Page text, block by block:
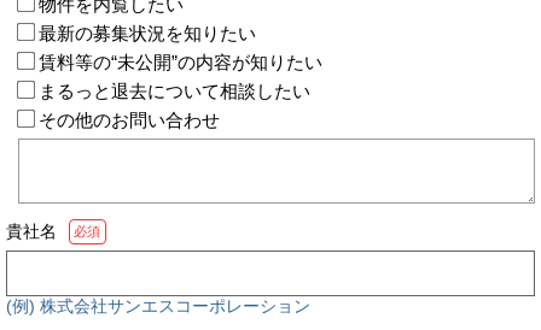
物件を内覧したい
最新の募集状況を知りたい
賃料等の“未公開”の内容が知りたい
まるっと退去について相談したい
その他のお問い合わせ
貴社名 必須
(例) 株式会社サンエスコーポレーション